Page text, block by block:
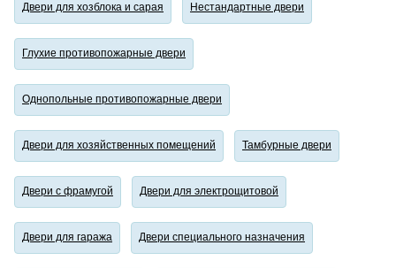
Двери для хозблока и сарая Нестандартные двери
Глухие противопожарные двери
Однопольные противопожарные двери
Двери для хозяйственных помещений Тамбурные двери
Двери с фрамугой Двери для электрощитовой
Двери для гаража Двери специального назначения